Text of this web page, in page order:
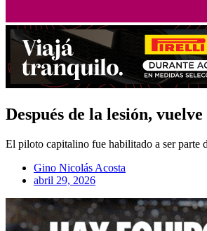
Después de la lesión,
El piloto capitalino fue habilitado a ser parte
Gino Nicolás Acosta
abril 29, 2026